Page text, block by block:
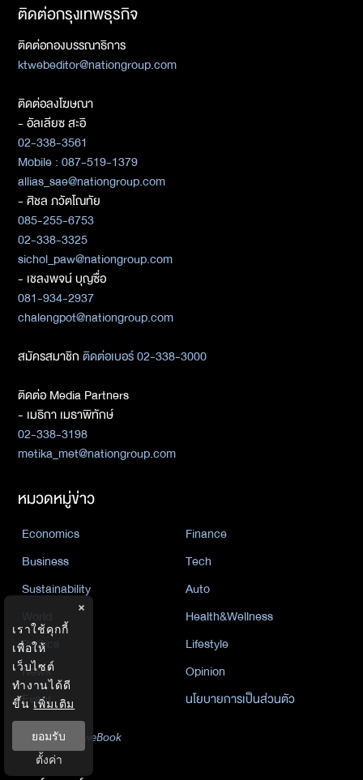
ติดต่อกรุงเทพธุรกิจ
ติดต่อกองบรรณาธิการ
ktwebeditor@nationgroup.com
ติดต่อลงโฆษณา
- อัลเลียซ สะอิ
02-338-3561
Mobile : 087-519-1379
allias_sae@nationgroup.com
- ศิชล ภวัตโณทัย
085-255-6753
02-338-3325
sichol_paw@nationgroup.com
- เชลงพจน์ บุญซื่อ
081-934-2937
chalengpot@nationgroup.com
สมัครสมาชิกติดต่อเบอร์ 02-338-3000
ติดต่อ Media Partners
- เมธิกา เมธาพิทักษ์
02-338-3198
metika_met@nationgroup.com
หมวดหมู่ข่าว
Economics
Finance
Business
Tech
Sustainability
Auto
Health&Wellness
Politics
Lifestyle
News
Opinion
Event
นโยบายการเป็นส่วนตัว
นิยาย by KaweBook
×
เราใช้คุกกี้
เพื่อให้
เว็บไซต์
ทำงานได้ดี
ขึ้น เพิ่มเติม
ยอมรับ
ตั้งค่า